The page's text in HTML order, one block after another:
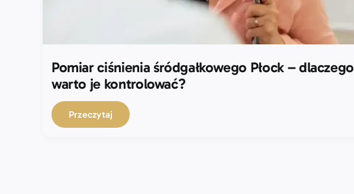
Pomiar ciśnienia śródgałkowego Płock – dlaczego
warto je kontrolować?
Przeczytaj